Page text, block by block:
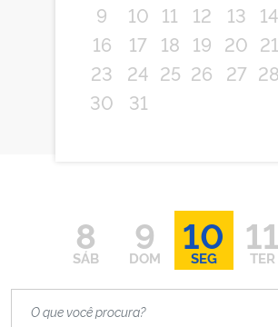
9
10 11 12 13 14
16
17 18 19 20 21
23
24 25 26 27 28
30
31
8
SÁB
9
DOM
10
SEG
11
TER